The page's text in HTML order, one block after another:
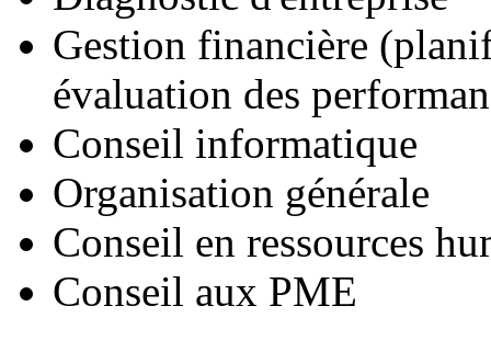
Gestion financière
évaluation des
Conseil informatique
Organisation générale
Conseil en ressources
Conseil aux PME